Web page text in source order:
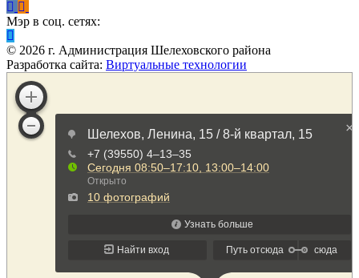
Мэр в соц. сетях:
© 2026 г. Администрация Шелеховского района
Разработка сайта: Виртуальные технологии